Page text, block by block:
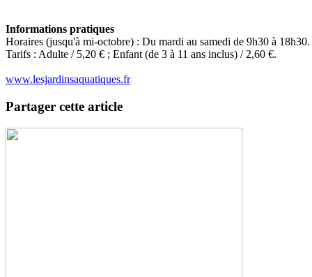
Informations pratiques
Horaires (jusqu'à mi-octobre) : Du mardi au samedi de 9h30 à
Tarifs : Adulte / 5,20 € ; Enfant (de 3 à 11 ans inclus) / 2,60 €.
www.lesjardinsaquatiques.fr
Partager cette article